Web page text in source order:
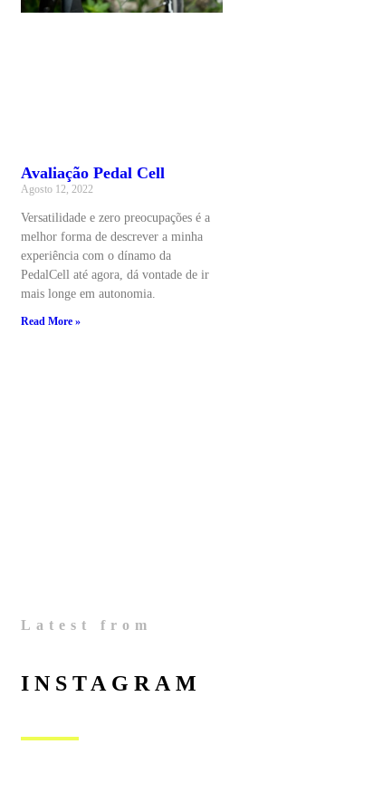
Avaliação Pedal Cell
Agosto 12, 2022
Versatilidade e zero preocupações é a
melhor forma de descrever a minha
experiência com o dínamo da
PedalCell até agora, dá vontade de ir
mais longe em autonomia.
Read More »
Latest from
INSTAGRAM